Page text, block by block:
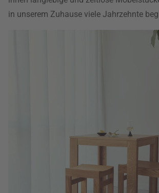
in unserem Zuhause viele Jahrzehnte